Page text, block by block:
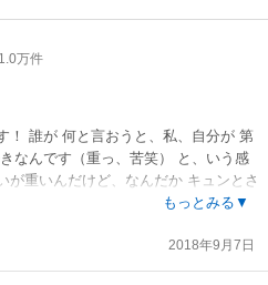
万件
！ 誰が 何と言おうと、私、自分が 第
なんです（重っ、苦笑） と、いう感
が重いんだけど、なんだか キュンとさ
スってしまうのが、二次元では 女子が
れを 認めるところも キュンポイント
作者さんがお描きになるエロいシーン
もっとみる▼
2018年9月7日